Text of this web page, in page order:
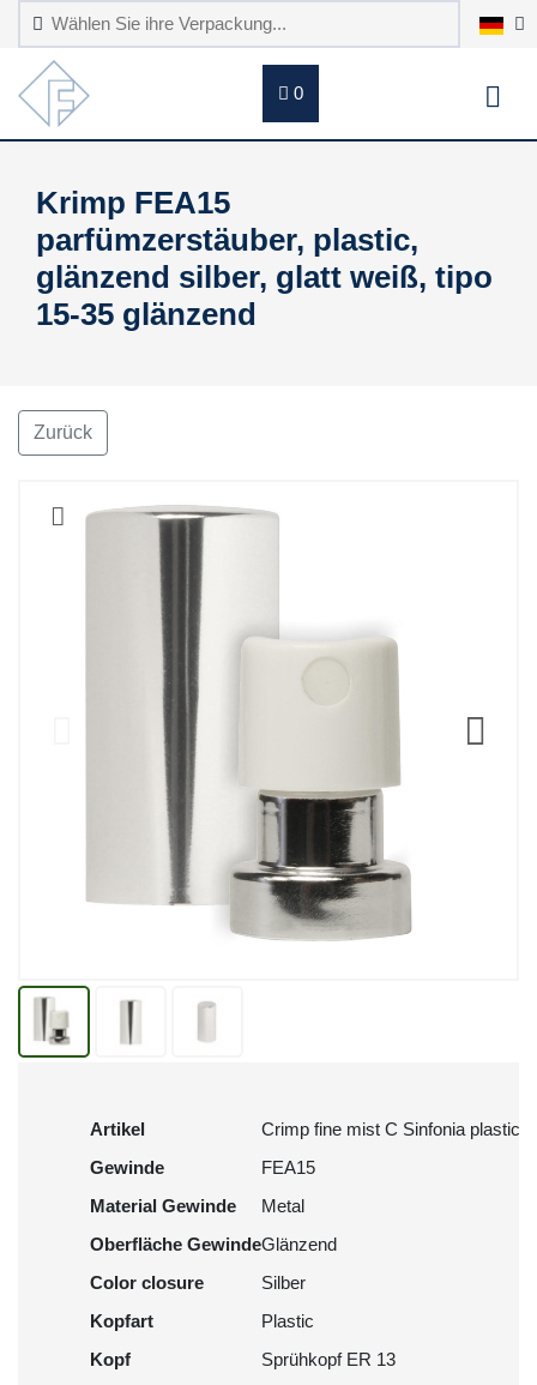
0
Krimp FEA15
parfümzerstäuber, plastic,
glänzend silber, glatt weiß, tipo
15-35 glänzend
Zurück
Artikel
Crimp fine mist C Sinfonia plastic
Gewinde
FEA15
Material Gewinde
Metal
Oberfläche GewindeGlänzend
Color closure
Silber
Kopfart
Plastic
Kopf
Sprühkopf ER 13